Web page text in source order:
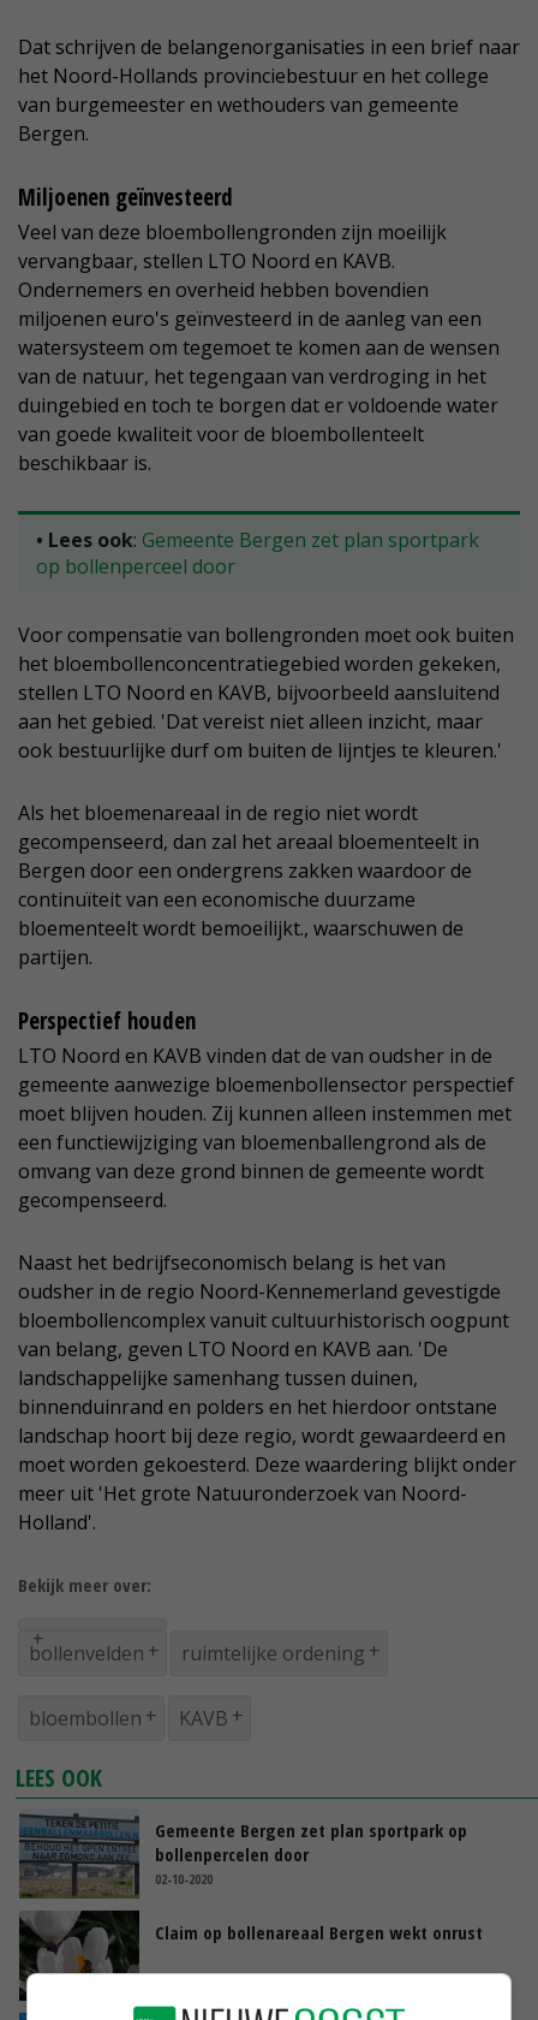
Dat schrijven de belangenorganisaties in een brief naar
het Noord-Hollands provinciebestuur en het college
van burgemeester en wethouders van gemeente
Bergen.
Miljoenen geïnvesteerd
Veel van deze bloembollengronden zijn moeilijk
vervangbaar, stellen LTO Noord en KAVB.
Ondernemers en overheid hebben bovendien
miljoenen euro's geïnvesteerd in de aanleg van een
watersysteem om tegemoet te komen aan de wensen
van de natuur, het tegengaan van verdroging in het
duingebied en toch te borgen dat er voldoende water
van goede kwaliteit voor de bloembollenteelt
beschikbaar is.
• Lees ook: Gemeente Bergen zet plan sportpark
op bollenperceel door
Voor compensatie van bollengronden moet ook buiten
het bloembollenconcentratiegebied worden gekeken,
stellen LTO Noord en KAVB, bijvoorbeeld aansluitend
aan het gebied. 'Dat vereist niet alleen inzicht, maar
ook bestuurlijke durf om buiten de lijntjes te kleuren.'
Als het bloemenareaal in de regio niet wordt
gecompenseerd, dan zal het areaal bloementeelt in
Bergen door een ondergrens zakken waardoor de
continuïteit van een economische duurzame
bloementeelt wordt bemoeilijkt., waarschuwen de
partijen.
Perspectief houden
LTO Noord en KAVB vinden dat de van oudsher in de
gemeente aanwezige bloemenbollensector perspectief
moet blijven houden. Zij kunnen alleen instemmen met
een functiewijziging van bloemenballengrond als de
omvang van deze grond binnen de gemeente wordt
gecompenseerd.
Naast het bedrijfseconomisch belang is het van
oudsher in de regio Noord-Kennemerland gevestigde
bloembollencomplex vanuit cultuurhistorisch oogpunt
van belang, geven LTO Noord en KAVB aan. 'De
landschappelijke samenhang tussen duinen,
binnenduinrand en polders en het hierdoor ontstane
landschap hoort bij deze regio, wordt gewaardeerd en
moet worden gekoesterd. Deze waardering blijkt onder
meer uit 'Het grote Natuuronderzoek van Noord-
Holland'.
Bekijk meer over:
bollenvelden ruimtelijke ordening
bloembollen KAVB
LEES OOK
Gemeente Bergen zet plan sportpark op
bollenpercelen door
02-10-2020
Claim op bollenareaal Bergen wekt onrust